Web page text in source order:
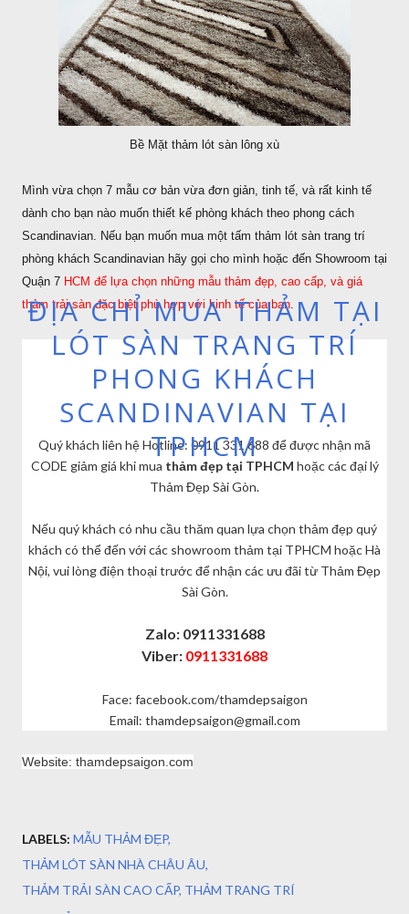
Bề Mặt thảm lót sàn lông xù
Mình vừa chọn 7 mẫu cơ bản vừa đơn giản, tinh tế, và rất kinh tế
dành cho bạn nào muốn thiết kế phòng khách theo phong cách
Scandinavian. Nếu bạn muốn mua một tấm thảm lót sàn trang trí
phòng khách Scandinavian hãy gọi cho mình hoặc đến Showroom tại
Quận 7 HCM để lựa chọn những mẫu thảm đẹp, cao cấp, và giá
thảm trải sàn đặc biệt phù hợp với kinh tế của bạn.
ĐỊA CHỈ MUA THẢM TẠI
LÓT SÀN TRANG TRÍ
PHONG KHÁCH
SCANDINAVIAN TẠI
TPHCM
Quý khách liên hệ Hotline: 0911 331 688 để được nhận mã
CODE giảm giá khi mua thảm đẹp tại TPHCM hoặc các đại lý
Thảm Đẹp Sài Gòn.
Nếu quý khách có nhu cầu thăm quan lựa chọn thảm đẹp quý
khách có thể đến với các showroom thảm tại TPHCM hoặc Hà
Nội, vui lòng điện thoại trước để nhận các ưu đãi từ Thảm Đẹp
Sài Gòn.
Zalo: 0911331688
Viber: 0911331688
Face: facebook.com/thamdepsaigon
Email: thamdepsaigon@gmail.com
Website: thamdepsaigon.com
LABELS: MẪU THẢM ĐẸP
THẢM LÓT SÀN NHÀ CHÂU ÂU
THẢM TRẢI SÀN CAO CẤP THẢM TRANG TRÍ